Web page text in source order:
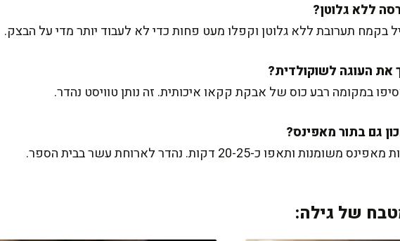
תערובת ללא גלוטן וקפלו מעט פחות כדי לא לעבוד יותר מדי על הבצק.
במקומה רבע כוס של אבקת קקאו איכותית. זה נותן טוויסט נהדר.
כ-20-25 דקות. נהדר לארוחת עשר בבית הספר.
של גילה: